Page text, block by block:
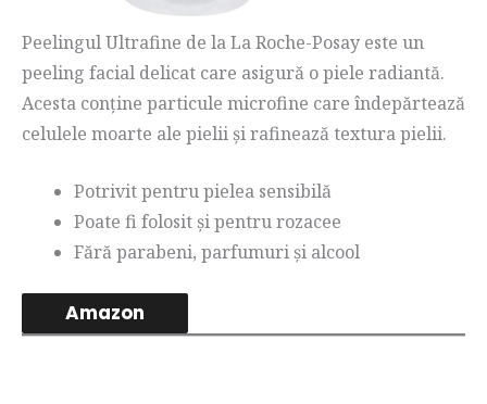
Peelingul Ultrafine de la La Roche-Posay este un
peeling facial delicat care asigură o piele radiantă.
Acesta conține particule microfine care îndepărtează
celulele moarte ale pielii și rafinează textura pielii.
Potrivit pentru pielea sensibilă
Poate fi folosit și pentru rozacee
Fără parabeni, parfumuri și alcool
Amazon